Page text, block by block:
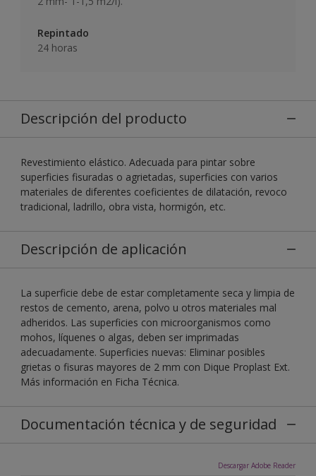
Repintado
24 horas
Descripción del producto
Revestimiento elástico. Adecuada para pintar sobre
superficies fisuradas o agrietadas, superficies con varios
materiales de diferentes coeficientes de dilatación, revoco
tradicional, ladrillo, obra vista, hormigón, etc.
Descripción de aplicación
La superficie debe de estar completamente seca y limpia de
restos de cemento, arena, polvo u otros materiales mal
adheridos. Las superficies con microorganismos como
mohos, líquenes o algas, deben ser imprimadas
adecuadamente. Superficies nuevas: Eliminar posibles
grietas o fisuras mayores de 2 mm con Dique Proplast Ext.
Más información en Ficha Técnica.
Documentación técnica y de seguridad
Descargar Adobe Reader